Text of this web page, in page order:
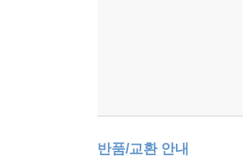
반품/교환 안내